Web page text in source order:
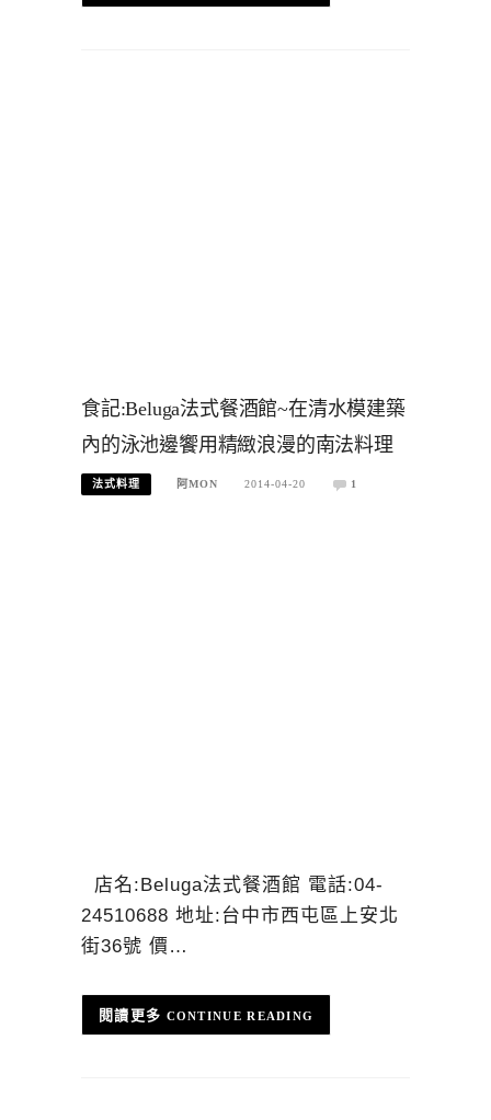
食記:Beluga法式餐酒館~在清水模建築
內的泳池邊饗用精緻浪漫的南法料理
法式料理 阿MON 2014-04-20 1
店名:Beluga法式餐酒館 電話:04-
24510688 地址:台中市西屯區上安北
街36號 價…
CONTINUE READING